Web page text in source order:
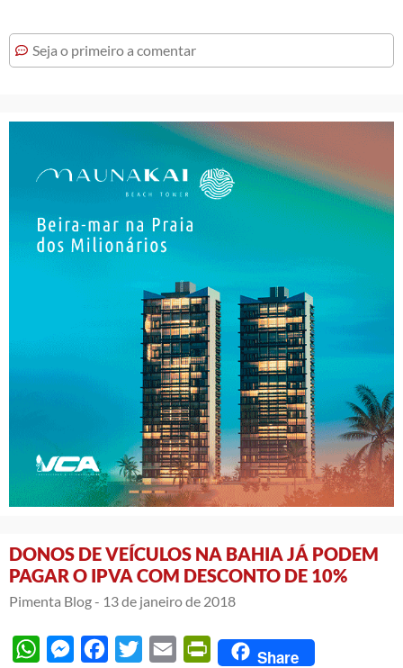
Seja o primeiro a comentar
DONOS DE VEÍCULOS NA BAHIA JÁ PODEM
PAGAR O IPVA COM DESCONTO DE 10%
Pimenta Blog - 13 de janeiro de 2018
WhatsAppMessengerFacebook
Twitter Email PrintFriendly
Share